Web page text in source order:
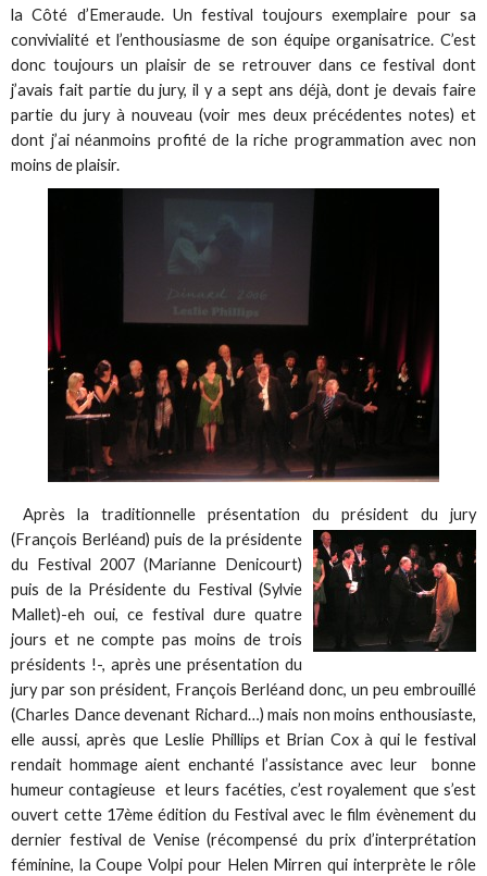
la Côté d’Emeraude. Un festival toujours exemplaire pour sa
convivialité et l’enthousiasme de son équipe organisatrice. C’est
donc toujours un plaisir de se retrouver dans ce festival dont
j’avais fait partie du jury, il y a sept ans déjà, dont je devais faire
partie du jury à nouveau (voir mes deux précédentes notes) et
dont j’ai néanmoins profité de la riche programmation avec non
moins de plaisir.
Après la traditionnelle présentation du président du jury
(François Berléand) puis de la présidente
du Festival 2007 (Marianne Denicourt)
puis de la Présidente du Festival (Sylvie
Mallet)-eh oui, ce festival dure quatre
jours et ne compte pas moins de trois
présidents !-, après une présentation du
jury par son président, François Berléand donc, un peu embrouillé
(Charles Dance devenant Richard…) mais non moins enthousiaste,
elle aussi, après que Leslie Phillips et Brian Cox à qui le festival
rendait hommage aient enchanté l’assistance avec leur bonne
humeur contagieuse et leurs facéties, c’est royalement que s’est
ouvert cette 17ème édition du Festival avec le film évènement du
dernier festival de Venise (récompensé du prix d’interprétation
féminine, la Coupe Volpi pour Helen Mirren qui interprète le rôle